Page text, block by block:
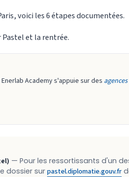
voici les 6 étapes documentées.
et la rentrée.
Academy s'appuie sur des
— Pour les ressortissants d'un
dossier surpastel.diplomatie.gouv.fr